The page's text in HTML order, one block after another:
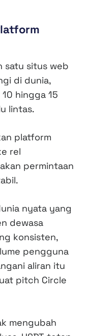
satu situs web
di dunia,
hingga 15
lintas.
platform
rel
permintaan
nyata yang
dewasa
konsisten,
pengguna
aliran itu
pitch Circle
mengubah